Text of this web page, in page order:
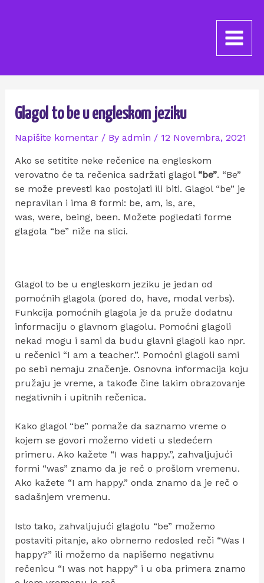
Glagol to be u engleskom jeziku
Napišite komentar / By admin / 12 Novembra, 2021
Ako se setitite neke rečenice na engleskom
verovatno će ta rečenica sadržati glagol “be”. “Be”
se može prevesti kao postojati ili biti. Glagol “be” je
nepravilan i ima 8 formi: be, am, is, are,
was, were, being, been. Možete pogledati forme
glagola “be” niže na slici.
Glagol to be u engleskom jeziku je jedan od
pomoćnih glagola (pored do, have, modal verbs).
Funkcija pomoćnih glagola je da pruže dodatnu
informaciju o glavnom glagolu. Pomoćni glagoli
nekad mogu i sami da budu glavni glagoli kao npr.
u rečenici “I am a teacher.”. Pomoćni glagoli sami
po sebi nemaju značenje. Osnovna informacija koju
pružaju je vreme, a takođe čine lakim obrazovanje
negativnih i upitnih rečenica.
Kako glagol “be” pomaže da saznamo vreme o
kojem se govori možemo videti u sledećem
primeru. Ako kažete “I was happy.”, zahvaljujući
formi “was” znamo da je reč o prošlom vremenu.
Ako kažete “I am happy.” onda znamo da je reč o
sadašnjem vremenu.
Isto tako, zahvaljujući glagolu “be” možemo
postaviti pitanje, ako obrnemo redosled reči “Was I
happy?” ili možemo da napišemo negativnu
rečenicu “I was not happy” i u oba primera znamo